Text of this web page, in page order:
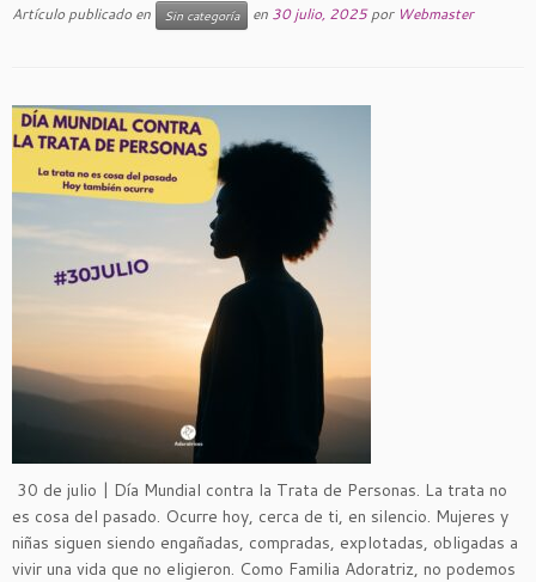
Artículo publicado en Sin categoría en 30 julio, 2025 por Webmaster
30 de julio | Día Mundial contra la Trata de Personas. La trata no
es cosa del pasado. Ocurre hoy, cerca de ti, en silencio. Mujeres y
niñas siguen siendo engañadas, compradas, explotadas, obligadas a
vivir una vida que no eligieron. Como Familia Adoratriz, no podemos